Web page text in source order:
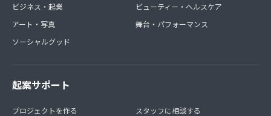
ビジネス・起業
アート・写真
ソーシャルグッド
ビューティー・ヘルスケア
舞台・パフォーマンス
起案サポート
プロジェクトを作る
スタッフに相談する